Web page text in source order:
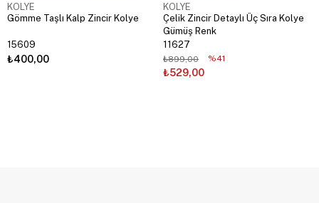
KOLYE
Gömme Taşlı Kalp Zincir Kolye
15609
₺400,00
KOLYE
Çelik Zincir Detaylı Üç Sıra Kolye
Gümüş Renk
11627
₺529,00
₺899,00 %41